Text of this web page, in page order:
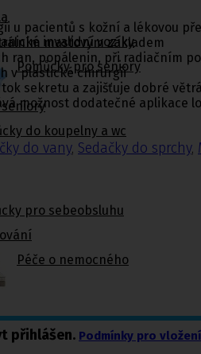
invalidní vozíky
Pomůcky pro seniory
do koupelny a wc
do vany, Sedačky do sprchy,
pro sebeobsluhu
Péče o nemocného
u pacientů s kožní a lékovou
masťovým základem
ran, popálenin, při radiačním
v plastické chirurgii
sekretu a zajišťuje dobré
možnost dodatečné aplikace
přihlášen. Podmínky pro